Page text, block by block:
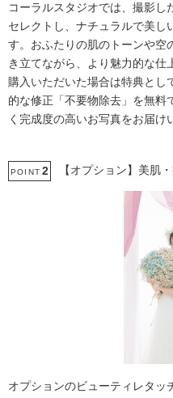
コーラルスタジオでは、撮影し
セレクトし、ナチュラルで美し
す。おふたりの肌のトーンや空
き立てながら、より魅力的な仕
購入いただいた場合は特典とし
的な修正「不要物除去」を無料
く完成度の高いお写真をお届け
POINT 2 【オプション】美肌
オプションのビューティレタッ